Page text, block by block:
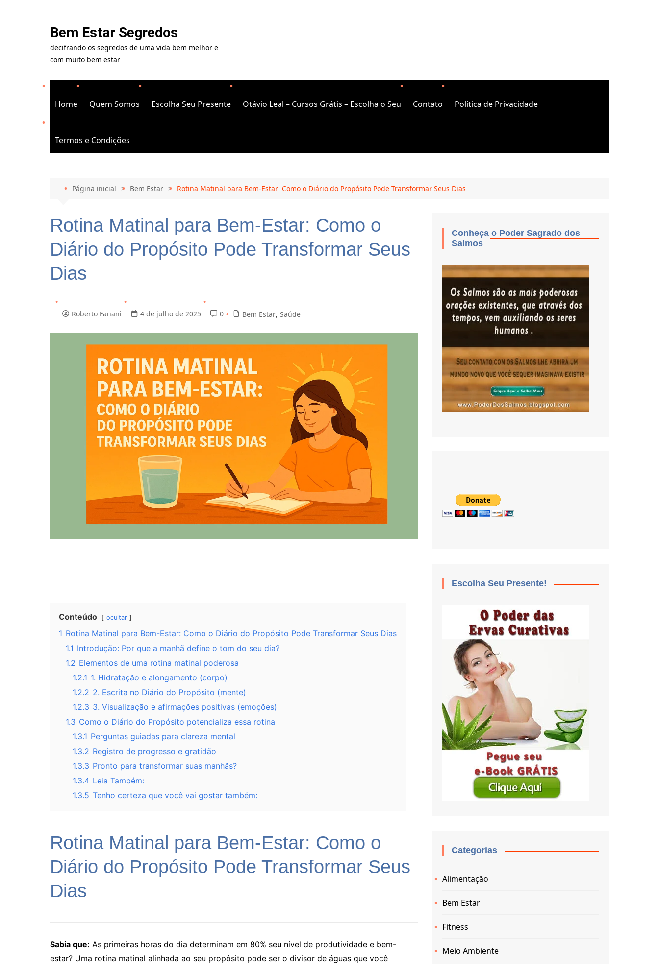
Bem Estar Segredos
decifrando os segredos de uma vida bem melhor e
com muito bem estar
Home Quem Somos Escolha Seu Presente Otávio Leal – Cursos Grátis – Escolha o Seu Contato Política de Privacidade
Termos e Condições
Página inicial Bem Estar Rotina Matinal para Bem-Estar: Como o Diário do Propósito Pode Transformar Seus Dias
Rotina Matinal para Bem-Estar: Como o
Diário do Propósito Pode Transformar Seus
Dias
Roberto Fanani 4 de julho de 2025 0 Bem Estar, Saúde
Conteúdo ocultar
1 Rotina Matinal para Bem-Estar: Como o Diário do Propósito Pode Transformar Seus Dias
1.1 Introdução: Por que a manhã define o tom do seu dia?
1.2 Elementos de uma rotina matinal poderosa
1.2.1 1. Hidratação e alongamento (corpo)
1.2.2 2. Escrita no Diário do Propósito (mente)
1.2.3 3. Visualização e afirmações positivas (emoções)
1.3 Como o Diário do Propósito potencializa essa rotina
1.3.1 Perguntas guiadas para clareza mental
1.3.2 Registro de progresso e gratidão
1.3.3 Pronto para transformar suas manhãs?
1.3.4 Leia Também:
1.3.5 Tenho certeza que você vai gostar também:
Rotina Matinal para Bem-Estar: Como o
Diário do Propósito Pode Transformar Seus
Dias
Sabia que: As primeiras horas do dia determinam em 80% seu nível de produtividade e bem-
estar? Uma rotina matinal alinhada ao seu propósito pode ser o divisor de águas que você
Conheça o Poder Sagrado dos
Salmos
Escolha Seu Presente!
Categorias
Alimentação
Bem Estar
Fitness
Meio Ambiente